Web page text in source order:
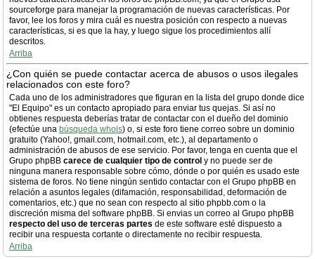
sourceforge para manejar la programación de nuevas características. Por
favor, lee los foros y mira cuál es nuestra posición con respecto a nuevas
características, si es que la hay, y luego sigue los procedimientos allí
descritos.
Arriba
¿Con quién se puede contactar acerca de abusos o usos ilegales
relacionados con este foro?
Cada uno de los administradores que figuran en la lista del grupo donde dice
"El Equipo" es un contacto apropiado para enviar tus quejas. Si así no
obtienes respuesta deberías tratar de contactar con el dueño del dominio
(efectúe una búsqueda whois) o, si este foro tiene correo sobre un dominio
gratuito (Yahoo!, gmail.com, hotmail.com, etc.), al departamento o
administración de abusos de ese servicio. Por favor, tenga en cuenta que el
Grupo phpBB carece de cualquier tipo de control y no puede ser de
ninguna manera responsable sobre cómo, dónde o por quién es usado este
sistema de foros. No tiene ningún sentido contactar con el Grupo phpBB en
relación a asuntos legales (difamación, responsabilidad, deformación de
comentarios, etc.) que no sean con respecto al sitio phpbb.com o la
discreción misma del software phpBB. Si envias un correo al Grupo phpBB
respecto del uso de terceras partes de este software esté dispuesto a
recibir una respuesta cortante o directamente no recibir respuesta.
Arriba